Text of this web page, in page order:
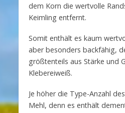
dem Korn die wertvolle
Keimling entfernt.
Somit enthält es kaum
aber besonders backfähig,
größtenteils aus Stärke und
Klebereiweiß.
Je höher die Type-Anzahl
Mehl, denn es enthält